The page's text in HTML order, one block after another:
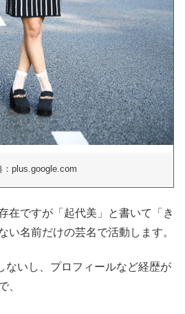
：plus.google.com
在ですが「起代美」と書いて「き
い名前だけの芸名で活動します。
ないし、プロフィールなど経歴が
、